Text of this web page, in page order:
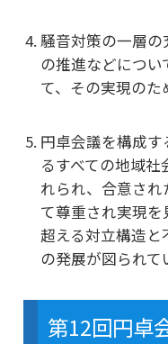
騒音対策の一層
の推進などにつ
て、その実現のた
円卓会議を構成
るすべての地域
れられ、合意され
て尊重され実現を
超える対立構造
の発展が図られて
第12回円卓